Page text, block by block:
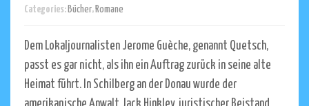
Categories: Bücher,Romane
Dem Lokaljournalisten Jerome Guèche, genannt Quetsch,
passt es gar nicht, als ihn ein Auftrag zurück in seine alte
Heimat führt. In Schilberg an der Donau wurde der